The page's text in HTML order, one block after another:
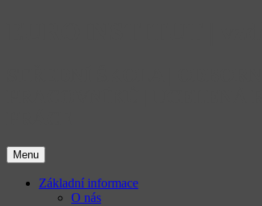
Menu
Základní informace
O nás